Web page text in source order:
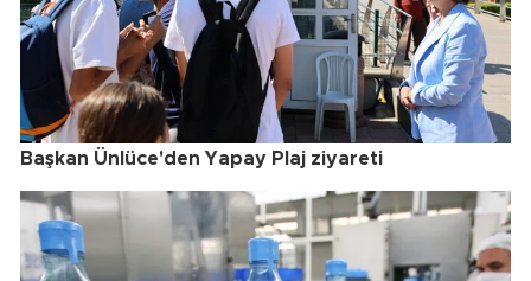
Başkan Ünlüce'den Yapay Plaj ziyareti